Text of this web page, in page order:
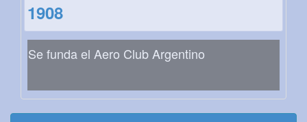
1908
Se funda el Aero Club Argentino